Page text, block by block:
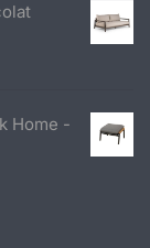
Home -